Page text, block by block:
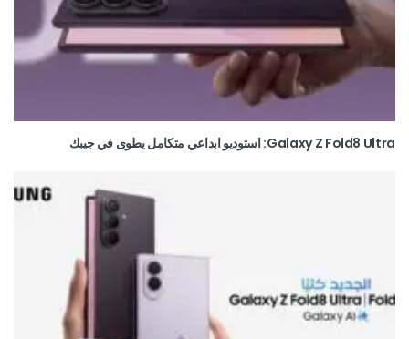
Galaxy Z Fold8 Ultra: استوديو ابداعي متكامل يطوى في جيبك